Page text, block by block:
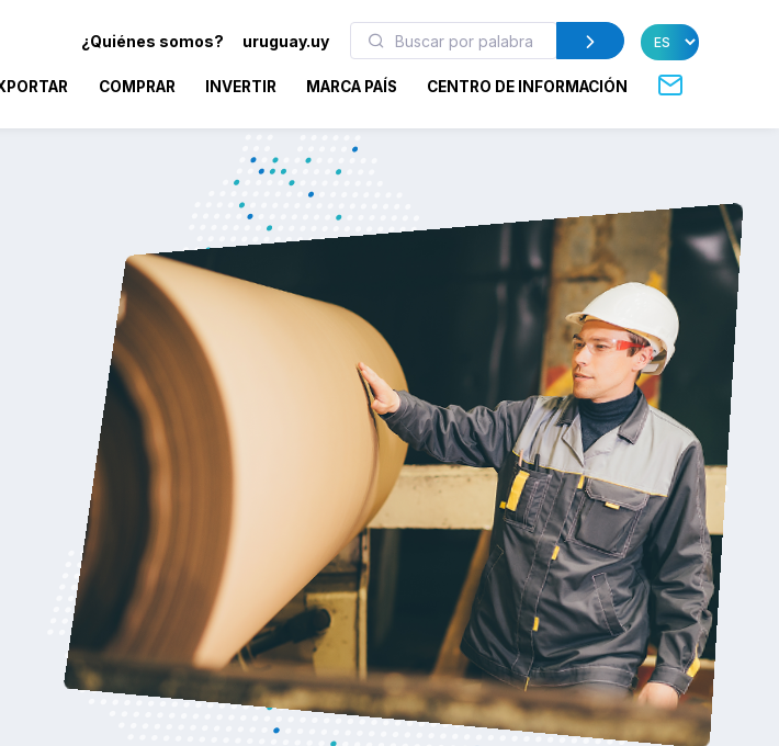
¿Quiénes somos? uruguay.uy
COMPRAR INVERTIR MARCA PAÍS CENTRO DE INFORMACIÓN